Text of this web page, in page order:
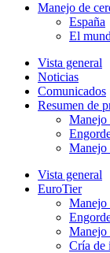
Manejo de
España
El
Vista general
Noticias
Comunicados
Resumen de
Manejo
Manejo
Vista general
EuroTier
Manejo
Manejo
Cría de